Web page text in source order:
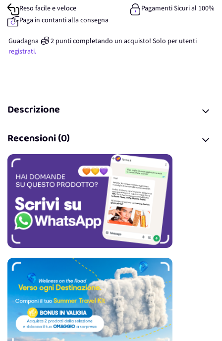
Reso facile e veloce
Pagamenti Sicuri al 100%
Paga in contanti alla consegna
Guadagna 2 punticompletando un acquisto! Solo per utenti
registrati.
Descrizione
Recensioni (0)